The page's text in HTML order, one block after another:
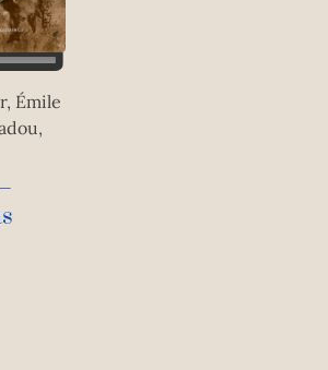
Émile